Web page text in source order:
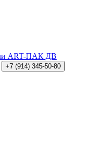
+7 (914) 345-50-80